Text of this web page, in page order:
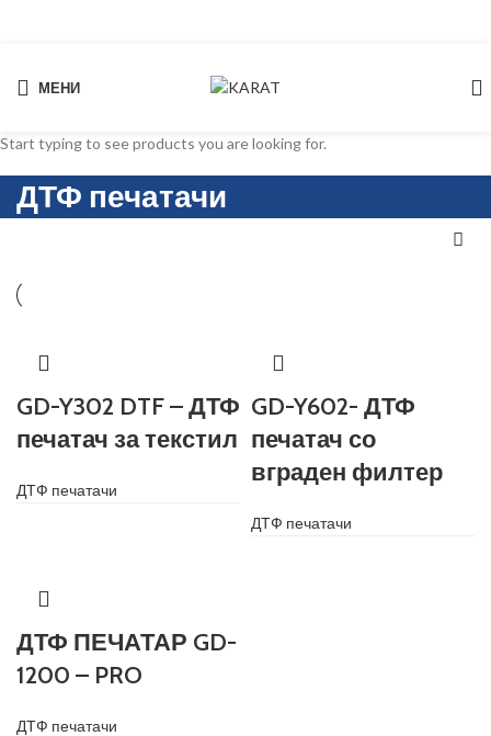
МЕНИ
ДТФ печатачи
GD-Y302 DTF – ДТФ
печатач за текстил
ДТФ печатачи
GD-Y602- ДТФ
печатач со
вграден филтер
ДТФ печатачи
ДТФ ПЕЧАТАР GD-
1200 – PRO
ДТФ печатачи
Start typing to see products you are looking for.